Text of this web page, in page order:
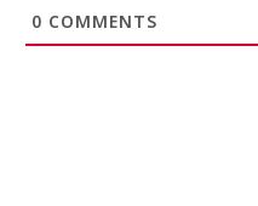
0 COMMENTS